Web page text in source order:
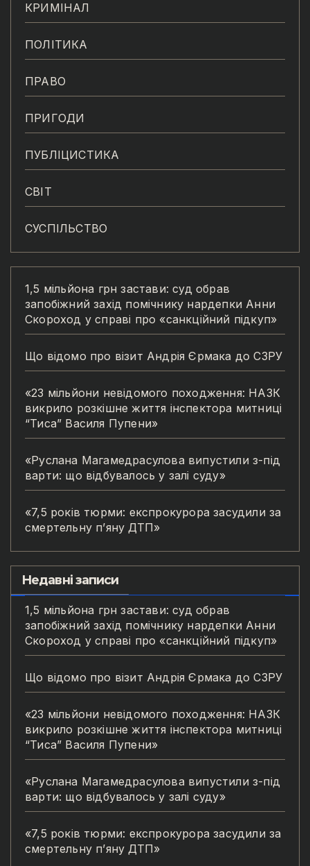
КРИМІНАЛ
ПОЛІТИКА
ПРАВО
ПРИГОДИ
ПУБЛІЦИСТИКА
СВІТ
СУСПІЛЬСТВО
1,5 мільйона грн застави: суд обрав
запобіжний захід помічнику нардепки Анни
Скороход у справі про «санкційний підкуп»
Що відомо про візит Андрія Єрмака до СЗРУ
«23 мільйони невідомого походження: НАЗК
викрило розкішне життя інспектора митниці
“Тиса” Василя Пупени»
«Руслана Магамедрасулова випустили з-під
варти: що відбувалось у залі суду»
«7,5 років тюрми: експрокурора засудили за
смертельну п’яну ДТП»
Недавні записи
1,5 мільйона грн застави: суд обрав
запобіжний захід помічнику нардепки Анни
Скороход у справі про «санкційний підкуп»
Що відомо про візит Андрія Єрмака до СЗРУ
«23 мільйони невідомого походження: НАЗК
викрило розкішне життя інспектора митниці
“Тиса” Василя Пупени»
«Руслана Магамедрасулова випустили з-під
варти: що відбувалось у залі суду»
«7,5 років тюрми: експрокурора засудили за
смертельну п’яну ДТП»